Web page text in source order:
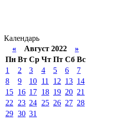
Календарь
« Август 2022 »
Пн Вт Ср Чт Пт Сб Вс
1
2 3 4 5 6
7
8
9 10 11 12 13 14
15 16 17 18 19 20 21
22
23 24 25 26 27 28
29 30 31